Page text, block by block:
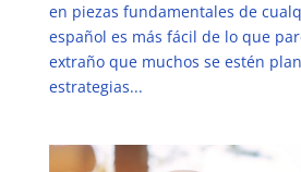
en piezas fundamentales de
español es más fácil de lo que
extraño que muchos se estén
estrategias...